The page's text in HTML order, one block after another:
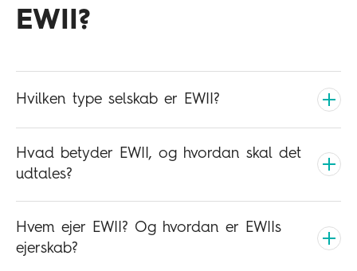
EWII?
Hvilken type selskab er EWII?
Hvad betyder EWII, og hvordan skal det
udtales?
Hvem ejer EWII? Og hvordan er EWIIs
ejerskab?